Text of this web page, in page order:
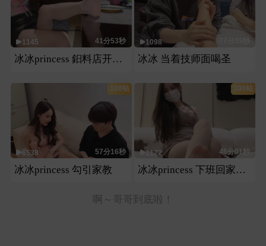
1145 41分53秒
冰冰princess 鈤料店开发相亲对象
1098
冰冰 当着技师面喝圣
100钻
6538 57分16秒
冰冰princess 勾引家教
100钻
1172 46分01秒
冰冰princess 下班回家虐小奴
啊～哥哥到底啦！